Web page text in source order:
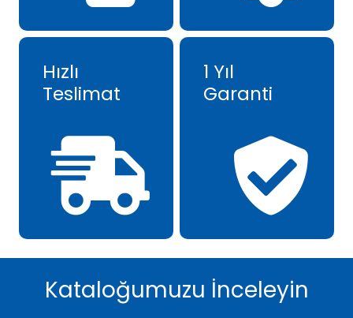
Hızlı
Teslimat
1 Yıl
Garanti
Kataloğumuzu İnceleyin